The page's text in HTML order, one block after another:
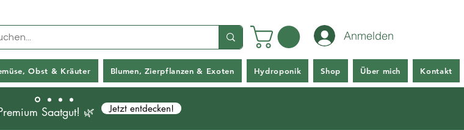
Anmelden
Obst & Kräuter Blumen, Zierpflanzen & Exoten Hydroponik Shop Über mich Kontakt
Saatgut! 🌿 Jetzt entdecken!